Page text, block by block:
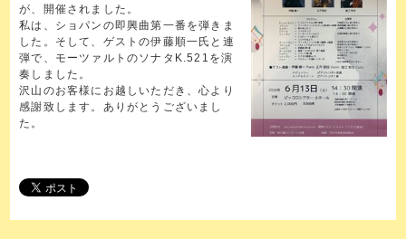
が、開催されました。
私は、ショパンの即興曲第一番を弾きま
した。そして、ゲストの伊藤順一氏と連
弾で、モーツァルトのソナタK.521を演
奏しました。
沢山のお客様にお越しいただき、心より
感謝致します。ありがとうございまし
た。